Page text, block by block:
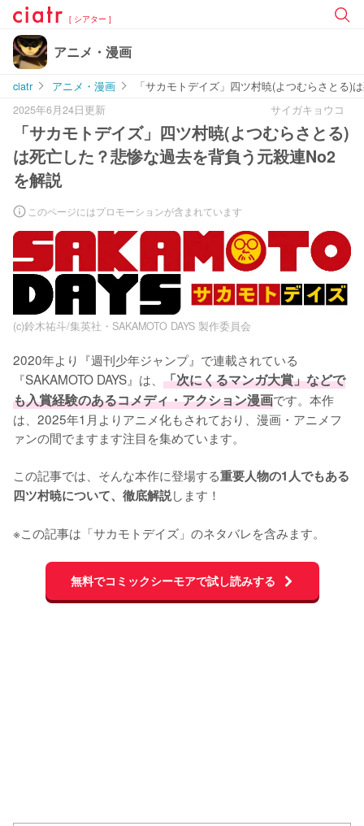
[ シアター ]
アニメ・漫画
ciatr アニメ・漫画
「サカモトデイズ」四ツ村暁(よつむらさとる)
2025年6月24日更新
サイガキョウコ
「サカモトデイズ」四ツ村暁(よつむらさとる)
は死亡した？悲惨な過去を背負う元殺連No2
を解説
このページにはプロモーションが含まれています
(c)鈴木祐斗/集英社・SAKAMOTO DAYS 製作委員会
2020年より『週刊少年ジャンプ』で連載されている
『SAKAMOTO DAYS』は、 「次にくるマンガ大賞」などで
も入賞経験のあるコメディ・アクション漫画です。本作
は、2025年1月よりアニメ化もされており、漫画・アニメフ
ァンの間でますます注目を集めています。
この記事では、そんな本作に登場する重要人物の1人でもある
四ツ村暁について、徹底解説します！
※この記事は「サカモトデイズ」のネタバレを含みます。
無料でコミックシーモアで試し読みする